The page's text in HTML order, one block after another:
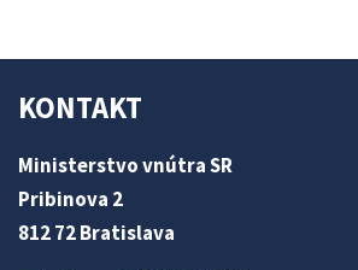
KONTAKT
Ministerstvo vnútra SR
Pribinova 2
812 72 Bratislava